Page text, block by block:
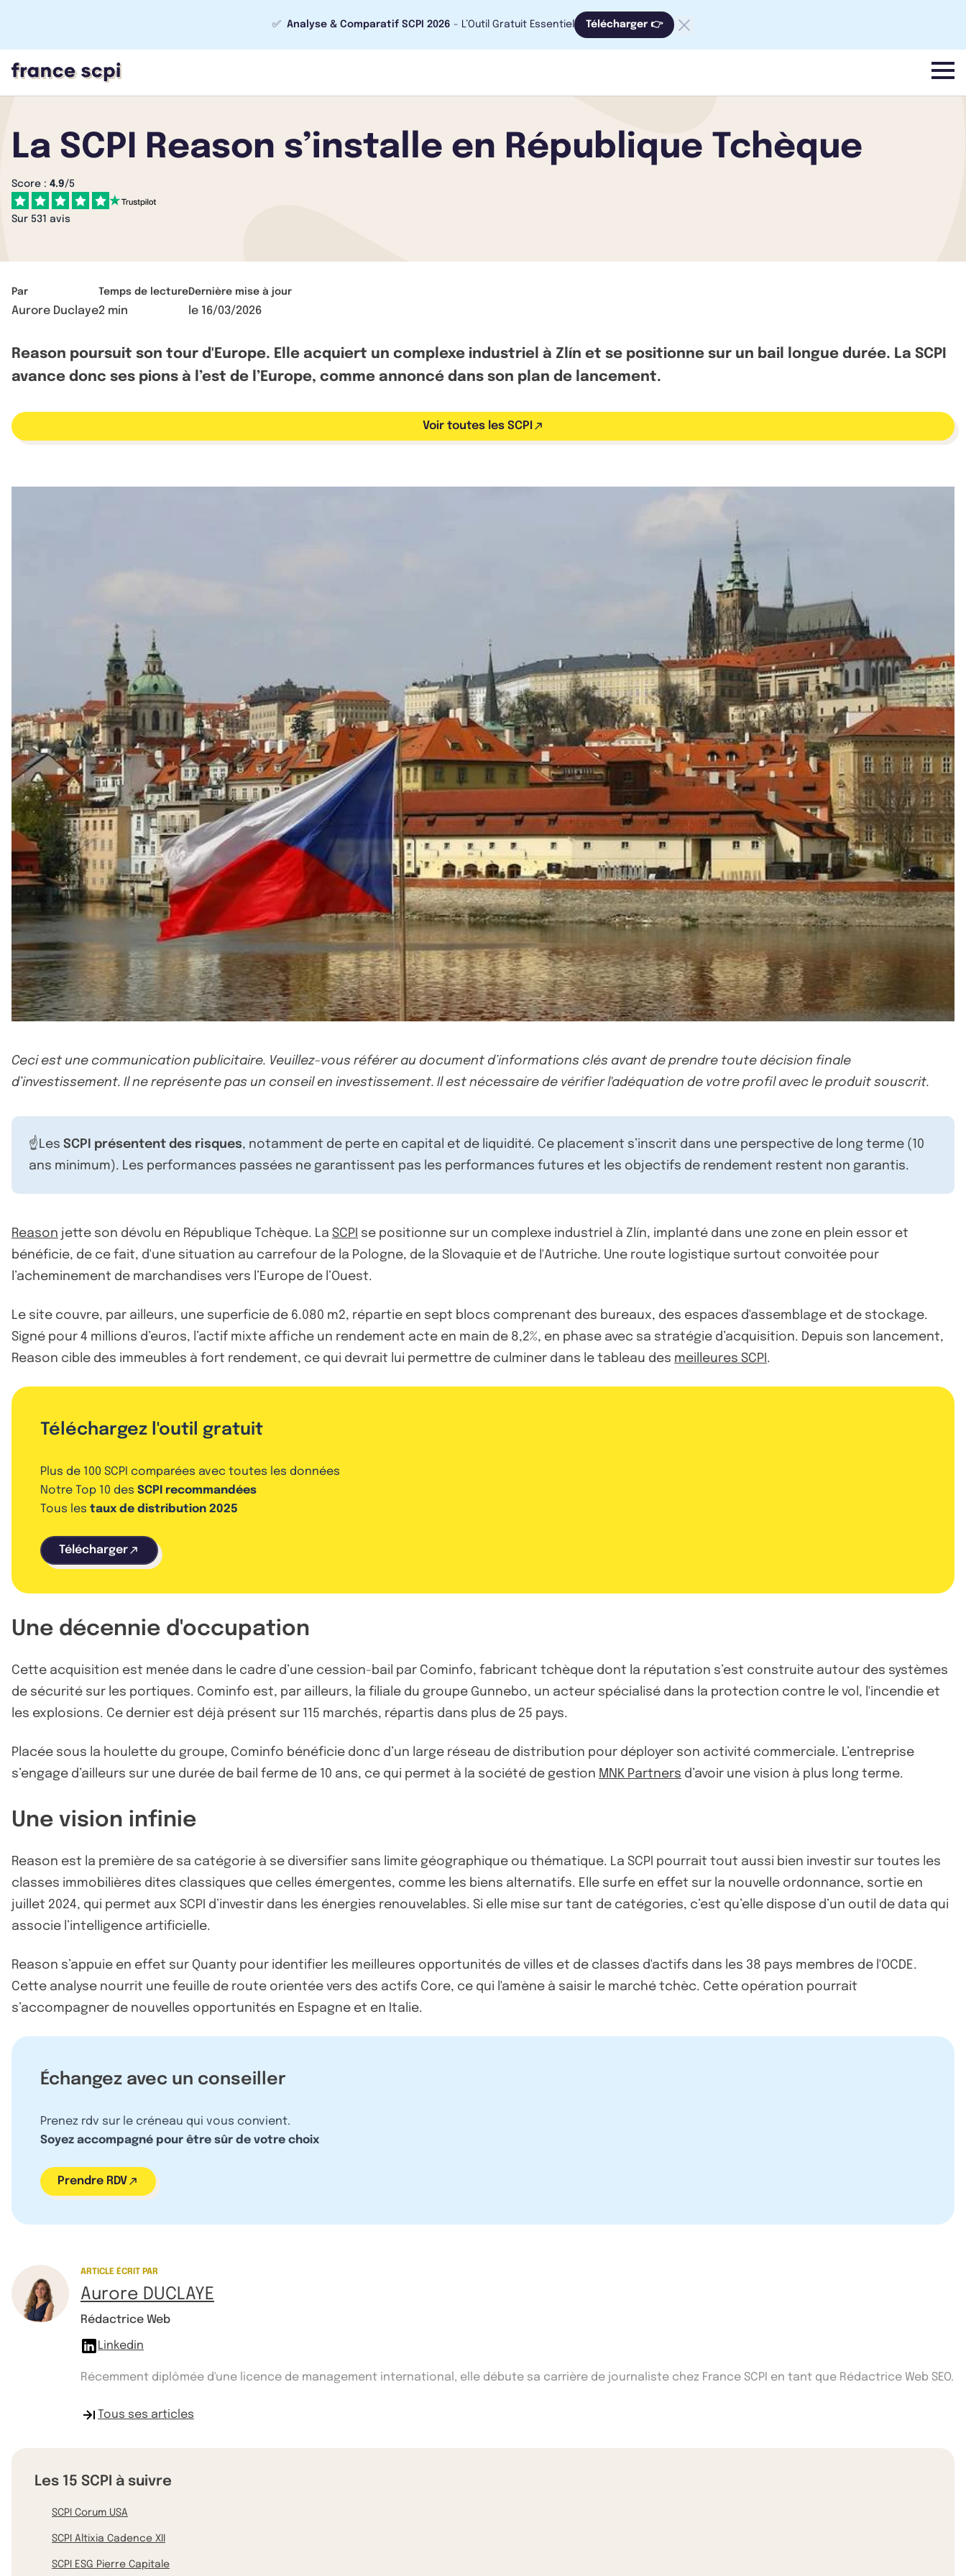
✅ Analyse & Comparatif SCPI 2026 - L’Outil Gratuit Essentiel Télécharger 👉
menu
La SCPI Reason s’installe en République Tchèque
Score : 4.9/5
Sur 531 avis
Par
Aurore Duclaye
Temps de lecture
2 min
Dernière mise à jour
le 16/03/2026
Reason poursuit son tour d'Europe. Elle acquiert un complexe industriel à Zlín et se positionne sur un bail longue durée. La SCPI
avance donc ses pions à l’est de l’Europe, comme annoncé dans son plan de lancement.
Voir toutes les SCPI
Ceci est une communication publicitaire. Veuillez-vous référer au document d’informations clés avant de prendre toute décision finale
d’investissement. Il ne représente pas un conseil en investissement. Il est nécessaire de vérifier l'adéquation de votre profil avec le produit souscrit.
☝️Les SCPI présentent des risques, notamment de perte en capital et de liquidité. Ce placement s’inscrit dans une perspective de long terme (10
ans minimum). Les performances passées ne garantissent pas les performances futures et les objectifs de rendement restent non garantis.
Reason jette son dévolu en République Tchèque. La SCPI se positionne sur un complexe industriel à Zlín, implanté dans une zone en plein essor et
bénéficie, de ce fait, d'une situation au carrefour de la Pologne, de la Slovaquie et de l'Autriche. Une route logistique surtout convoitée pour
l’acheminement de marchandises vers l’Europe de l’Ouest.
Le site couvre, par ailleurs, une superficie de 6.080 m2, répartie en sept blocs comprenant des bureaux, des espaces d'assemblage et de stockage.
Signé pour 4 millions d’euros, l’actif mixte affiche un rendement acte en main de 8,2%, en phase avec sa stratégie d’acquisition. Depuis son lancement,
Reason cible des immeubles à fort rendement, ce qui devrait lui permettre de culminer dans le tableau des meilleures SCPI .
Téléchargez l'outil gratuit
Plus de 100 SCPI comparées avec toutes les données
Notre Top 10 des SCPI recommandées
Tous les taux de distribution 2025
Télécharger
Une décennie d'occupation
Cette acquisition est menée dans le cadre d’une cession-bail par Cominfo, fabricant tchèque dont la réputation s’est construite autour des systèmes
de sécurité sur les portiques. Cominfo est, par ailleurs, la filiale du groupe Gunnebo, un acteur spécialisé dans la protection contre le vol, l'incendie et
les explosions. Ce dernier est déjà présent sur 115 marchés, répartis dans plus de 25 pays.
Placée sous la houlette du groupe, Cominfo bénéficie donc d’un large réseau de distribution pour déployer son activité commerciale. L’entreprise
s’engage d’ailleurs sur une durée de bail ferme de 10 ans, ce qui permet à la société de gestion MNK Partners d’avoir une vision à plus long terme.
Une vision infinie
Reason est la première de sa catégorie à se diversifier sans limite géographique ou thématique. La SCPI pourrait tout aussi bien investir sur toutes les
classes immobilières dites classiques que celles émergentes, comme les biens alternatifs. Elle surfe en effet sur la nouvelle ordonnance, sortie en
juillet 2024, qui permet aux SCPI d’investir dans les énergies renouvelables. Si elle mise sur tant de catégories, c’est qu’elle dispose d’un outil de data qui
associe l’intelligence artificielle.
Reason s’appuie en effet sur Quanty pour identifier les meilleures opportunités de villes et de classes d'actifs dans les 38 pays membres de l'OCDE.
Cette analyse nourrit une feuille de route orientée vers des actifs Core, ce qui l'amène à saisir le marché tchèc. Cette opération pourrait
s’accompagner de nouvelles opportunités en Espagne et en Italie.
Échangez avec un conseiller
Prenez rdv sur le créneau qui vous convient.
Soyez accompagné pour être sûr de votre choix
Prendre RDV
ARTICLE ÉCRIT PAR
Aurore DUCLAYE
Rédactrice Web
Linkedin
Récemment diplômée d'une licence de management international, elle débute sa carrière de journaliste chez France SCPI en tant que Rédactrice Web SEO.
Tous ses articles
Les 15 SCPI à suivre
SCPI Corum USA
SCPI Altixia Cadence XII
SCPI ESG Pierre Capitale